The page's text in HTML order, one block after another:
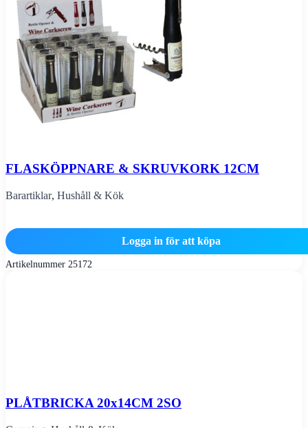
FLASKÖPPNARE & SKRUVKORK 12CM
Barartiklar, Hushåll & Kök
Logga in för att köpa
Artikelnummer 25172
PLÅTBRICKA 20x14CM 2SO